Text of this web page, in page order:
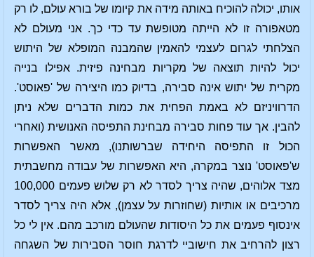
אותו, יכולה להוכיח באותה מידה את קיומו של בורא עולם, לו רק
מטאפורה זו לא הייתה מטופשת עד כדי כך. אני מעולם לא
הצלחתי לגרום לעצמי להאמין שהמבנה המופלא של היתוש
יכול להיות תוצאה של מקריות מבחינה פיזית. אפילו בנייה
מקרית של יתוש אינה סבירה, בדיוק כמו היצירה של 'פאוסט'.
הדרוויניזם לא באמת הפחית את כמות הדברים שלא ניתן
להבין. אך עוד פחות סבירה מבחינת התפיסה האנושית (ואחרי
הכול זו התפיסה היחידה שברשותנו), מאשר האפשרות
ש'פאוסט' נוצר במקרה, היא האפשרות של עבודה מחשבתית
מצד אלוהים, שהיה צריך לסדר לא רק שלוש פעמים 100,000
מרכיבים או אותיות (שחוזרות על עצמן), אלא היה צריך לסדר
אינסוף פעמים את כל היסודות שהעולם מורכב מהם. אין לי כל
רצון להרחיב את חישוביי לדרגת חוסר הסבירות של השגחה